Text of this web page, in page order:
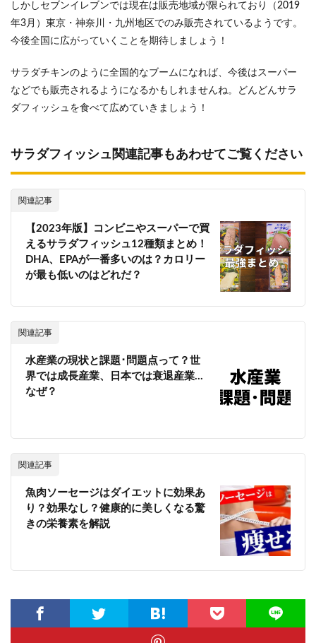
しかしセブンイレブンでは現在は販売地域が限られており（2019
年3月）東京・神奈川・九州地区でのみ販売されているようです。
今後全国に広がっていくことを期待しましょう！
サラダチキンのように全国的なブームになれば、今後はスーパー
などでも販売されるようになるかもしれませんね。どんどんサラ
ダフィッシュを食べて広めていきましょう！
サラダフィッシュ関連記事もあわせてご覧ください
関連記事
【2023年版】コンビニやスーパーで買
えるサラダフィッシュ12種類まとめ！
DHA、EPAが一番多いのは？カロリー
が最も低いのはどれだ？
関連記事
水産業の現状と課題･問題点って？世
界では成長産業、日本では衰退産業…
なぜ？
関連記事
魚肉ソーセージはダイエットに効果あ
り？効果なし？健康的に美しくなる驚
きの栄養素を解説